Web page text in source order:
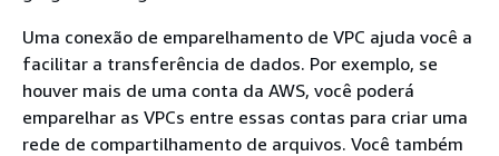
Uma conexão de emparelhamento de VPC ajuda você a
facilitar a transferência de dados. Por exemplo, se
houver mais de uma conta da AWS, você poderá
emparelhar as VPCs entre essas contas para criar uma
rede de compartilhamento de arquivos. Você também